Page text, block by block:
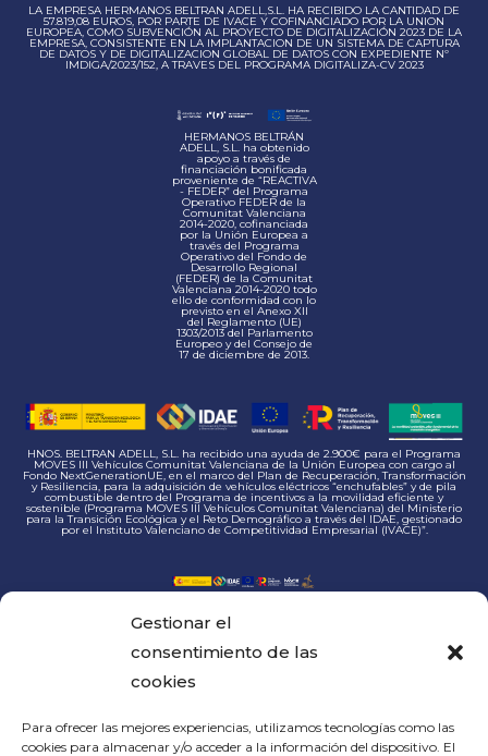
Gestionar el
consentimiento de las
cookies
Para ofrecer las mejores experiencias, utilizamos tecnologías como las
cookies para almacenar y/o acceder a la información del dispositivo. El
LA EMPRESA HERMANOS BELTRAN ADELL,S.L. HA RECIBIDO LA CANTIDAD DE
57.819,08 EUROS, POR PARTE DE IVACE Y COFINANCIADO POR LA UNION
EUROPEA, COMO SUBVENCIÓN AL PROYECTO DE DIGITALIZACIÓN 2023 DE LA
EMPRESA, CONSISTENTE EN LA IMPLANTACION DE UN SISTEMA DE CAPTURA
DE DATOS Y DE DIGITALIZACION GLOBAL DE DATOS CON EXPEDIENTE Nº
IMDIGA/2023/152, A TRAVES DEL PROGRAMA DIGITALIZA-CV 2023
HERMANOS BELTRÁN
ADELL, S.L. ha obtenido
apoyo a través de
financiación bonificada
proveniente de “REACTIVA
- FEDER” del Programa
Operativo FEDER de la
Comunitat Valenciana
2014-2020, cofinanciada
por la Unión Europea a
través del Programa
Operativo del Fondo de
Desarrollo Regional
(FEDER) de la Comunitat
Valenciana 2014-2020 todo
ello de conformidad con lo
previsto en el Anexo XII
del Reglamento (UE)
1303/2013 del Parlamento
Europeo y del Consejo de
17 de diciembre de 2013.
HNOS. BELTRAN ADELL, S.L. ha recibido una ayuda de 2.900€ para el Programa
MOVES III Vehículos Comunitat Valenciana de la Unión Europea con cargo al
Fondo NextGenerationUE, en el marco del Plan de Recuperación, Transformación
y Resiliencia, para la adquisición de vehículos eléctricos “enchufables” y de pila
combustible dentro del Programa de incentivos a la movilidad eficiente y
sostenible (Programa MOVES III Vehículos Comunitat Valenciana) del Ministerio
para la Transición Ecológica y el Reto Demográfico a través del IDAE, gestionado
por el Instituto Valenciano de Competitividad Empresarial (IVACE)”.
INDUSTRIAL BELTRAN
ADELL S.L. ha recibido
para el proyecto acogido
al programa de incentivos
almacenamiento, con
fuentes de energía
térmicos renovables en el
sector residencial en el
marco del plan de